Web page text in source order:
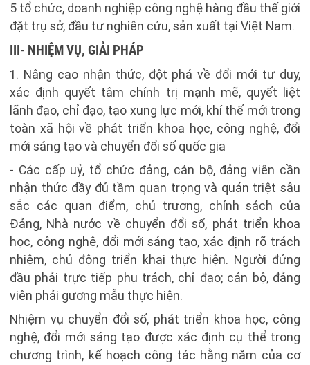
5 tổ chức, doanh nghiệp công nghệ hàng đầu thế giới
đặt trụ sở, đầu tư nghiên cứu, sản xuất tại Việt Nam.
III- NHIỆM VỤ, GIẢI PHÁP
1. Nâng cao nhận thức, đột phá về đổi mới tư duy,
xác định quyết tâm chính trị mạnh mẽ, quyết liệt
lãnh đạo, chỉ đạo, tạo xung lực mới, khí thế mới trong
toàn xã hội về phát triển khoa học, công nghệ, đổi
mới sáng tạo và chuyển đổi số quốc gia
- Các cấp uỷ, tổ chức đảng, cán bộ, đảng viên cần
nhận thức đầy đủ tầm quan trọng và quán triệt sâu
sắc các quan điểm, chủ trương, chính sách của
Đảng, Nhà nước về chuyển đổi số, phát triển khoa
học, công nghệ, đổi mới sáng tạo, xác định rõ trách
nhiệm, chủ động triển khai thực hiện. Người đứng
đầu phải trực tiếp phụ trách, chỉ đạo; cán bộ, đảng
viên phải gương mẫu thực hiện.
Nhiệm vụ chuyển đổi số, phát triển khoa học, công
nghệ, đổi mới sáng tạo được xác định cụ thể trong
chương trình, kế hoạch công tác hằng năm của cơ